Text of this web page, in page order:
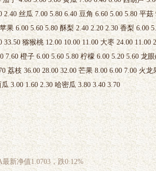
丝瓜 7.00 5.80 6.40 豆角 6.60 5.00 5.80 平菇
果 6.00 5.60 5.80 酥梨 2.40 2.20 2.30 香梨 6.00
猕猴桃 12.00 10.00 11.00 大枣 24.00 11.00
7.60 橙子 6.00 5.60 5.80 柠檬 6.00 5.20 5.60 龙
荔枝 36.00 28.00 32.00 芒果 8.00 6.00 7.00 火龙
3.00 1.60 2.30 哈密瓜 3.80 3.40 3.70
新净值1.0703，跌0.12%